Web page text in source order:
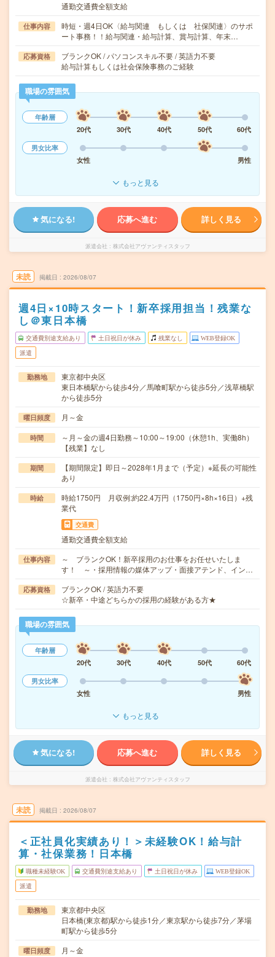
通勤交通費全額支給
仕事内容
時短・週4日OK〈給与関連 もしくは 社保関連〉のサポ
ート事務！！給与関連・給与計算、賞与計算、年末…
応募資格
ブランクOK / パソコンスキル不要 / 英語力不要
給与計算もしくは社会保険事務のご経験
職場の雰囲気
年齢層
20代
30代 40代 50代
60代
男女比率
女性
男性
もっと見る
気になる! 応募へ進む 詳しく見る
派遣会社 株式会社アヴァンティスタッフ
未読 掲載日 2026/08/07
週4日×10時スタート！新卒採用担当！残業な
し＠東日本橋
交通費別途支給あり 土日祝日が休み 残業なし WEB登録OK
派遣
勤務地
東京都中央区
東日本橋駅から徒歩4分／馬喰町駅から徒歩5分／浅草橋駅
から徒歩5分
曜日頻度 月～金
時間
～月～金の週4日勤務～10:00～19:00（休憩1h、実働8h）
【残業】なし
期間
【期間限定】即日～2028年1月まで（予定）※延長の可能性
あり
時給
時給1750円 月収例:約22.4万円（1750円×8h×16日）+残
業代
交通費
通勤交通費全額支給
仕事内容
～ ブランクOK！新卒採用のお仕事をお任せいたしま
す！ ～・採用情報の媒体アップ・面接アテンド、イン…
応募資格
ブランクOK / 英語力不要
☆新卒・中途どちらかの採用の経験がある方★
職場の雰囲気
年齢層
20代
30代 40代 50代
60代
男女比率
女性
男性
もっと見る
気になる! 応募へ進む 詳しく見る
派遣会社 株式会社アヴァンティスタッフ
未読 掲載日 2026/08/07
＜正社員化実績あり！＞未経験OK！給与計
算・社保業務！日本橋
職種未経験OK 交通費別途支給あり 土日祝日が休み WEB登録OK
派遣
勤務地
東京都中央区
日本橋(東京都)駅から徒歩1分／東京駅から徒歩7分／茅場
町駅から徒歩5分
曜日頻度 月～金